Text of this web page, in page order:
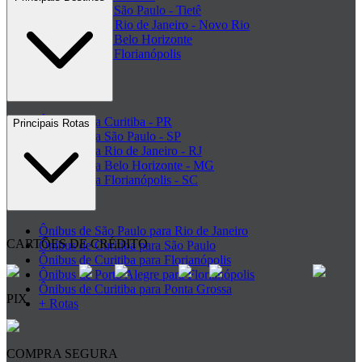
Rodoviária de São Paulo - Tietê
Rodoviária do Rio de Janeiro - Novo Rio
Rodoviária de Belo Horizonte
Rodoviária de Florianópolis
+ Rodoviárias
Ônibus para Curitiba - PR
Ônibus para São Paulo - SP
Ônibus para Rio de Janeiro - RJ
Ônibus para Belo Horizonte - MG
Ônibus para Florianópolis - SC
Principais Rotas
Ônibus de São Paulo para Rio de Janeiro
Ônibus de Curitiba para São Paulo
Ônibus de Curitiba para Florianópolis
Ônibus de Porto Alegre para Florianópolis
Ônibus de Curitiba para Ponta Grossa
+ Rotas
CARTÕES DE CRÉDITO
PIX
COMPRA SEGURA